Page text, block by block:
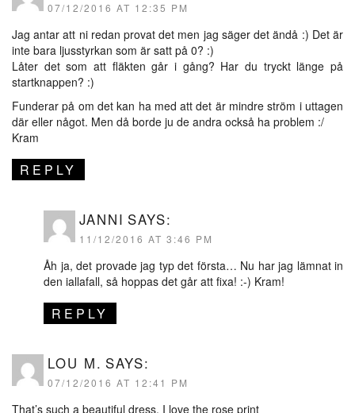
07/12/2016 AT 12:35 PM
Jag antar att ni redan provat det men jag säger det ändå :) Det är
inte bara ljusstyrkan som är satt på 0? :)
Låter det som att fläkten går i gång? Har du tryckt länge på
startknappen? :)
Funderar på om det kan ha med att det är mindre ström i uttagen
där eller något. Men då borde ju de andra också ha problem :/
Kram
REPLY
JANNI SAYS:
11/12/2016 AT 3:46 PM
Åh ja, det provade jag typ det första… Nu har jag lämnat in
den iallafall, så hoppas det går att fixa! :-) Kram!
REPLY
LOU M. SAYS:
07/12/2016 AT 12:41 PM
That’s such a beautiful dress, I love the rose print